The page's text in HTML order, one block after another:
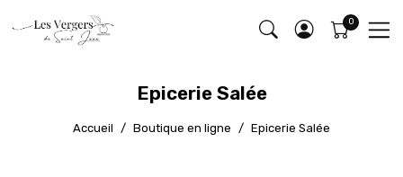
Epicerie Salée
Accueil Boutique en ligne Epicerie Salée